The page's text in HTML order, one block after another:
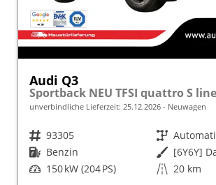
Audi Q3
unverbindliche Lieferzeit: 25.12.2026 Neuwagen
Fahrzeugnr. 93305 Getriebe
Kraftstoff Benzin Außenfarbe
Leistung 150 kW (204 PS) Kilometerstand 20 km